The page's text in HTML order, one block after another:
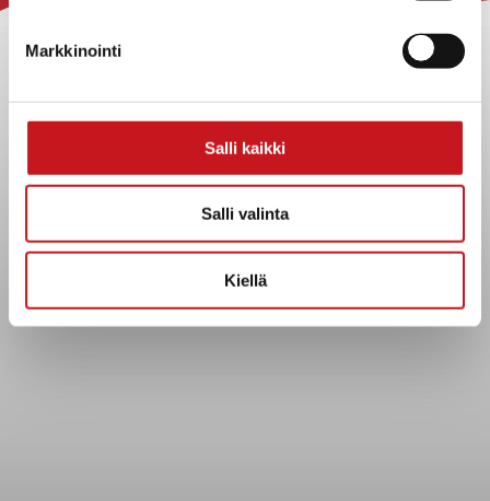
Markkinointi
Salli kaikki
Salli valinta
Kiellä
Kuntainfo
Asiakirjajulkisuuskuvaus
Evästeet
Tietosuoja
Tietopyyntö